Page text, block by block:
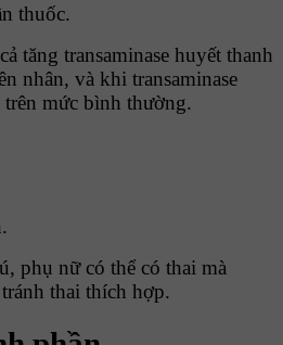
thuốc.
tăng transaminase huyết thanh
nhân, và khi transaminase
mức bình thường.
phụ nữ có thể có thai mà
thai thích hợp.